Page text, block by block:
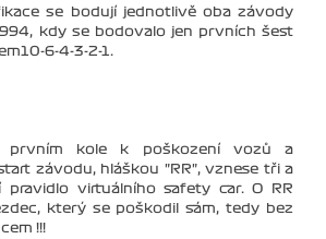
se bodují jednotlivě oba závody
kdy se bodovalo jen prvních šest
6-4-3-2-1.
prvním kole k poškození vozů a
závodu, hláškou "RR", vznese tři a
pravidlo virtuálního safety car. O RR
který se poškodil sám, tedy bez
!!!